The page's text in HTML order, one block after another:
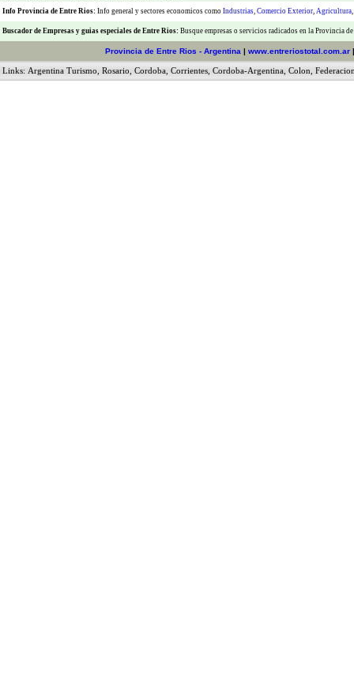
Info Provincia de Entre Rios: Info general y sectores economicos como Industrias, Comercio Exterior, Agricultura,
Buscador de Empresas y guias especiales de Entre Rios: Busque empresas o servicios radicados en la Provincia
Provincia de Entre Rios - Argentina | www.entreriostotal.com.ar
Links: Argentina Turismo Rosario Cordoba Corrientes Cordoba-Argentina Colon